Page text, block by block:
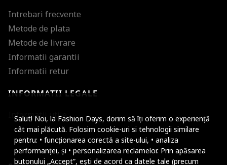
Salut! Noi, la Fashion Days, dorim să îți oferim o experiență
cât mai plăcută. Folosim cookie-uri si tehnologii similare
pentru: • funcționarea corectă a site-ului, • analiza
performanței, și • personalizarea reclamelor. Prin apăsarea
butonului „Accept”, ești de acord ca datele tale (precum
Intrebari frecvente
Metode de plata
Metode de livrare
Informatii garantii
Informatii retur
INFORMATII LEGALE
Informatii utile
Micsoreaza
Mareste spatierea